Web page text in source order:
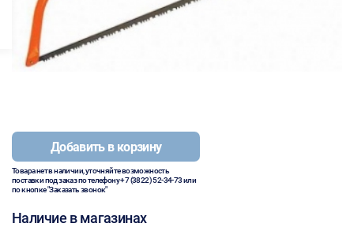
Добавить в корзину
Товара нет в наличии, уточняйте возможность
поставки под заказ по телефону+7 (3822) 52-34-73или
по кнопке "Заказать звонок"
Наличие в магазинах